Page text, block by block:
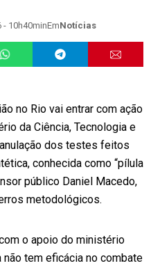
- 10h40minEmNotícias
no Rio vai entrar com ação
da Ciência, Tecnologia e
dos testes feitos
conhecida como “pílula
público Daniel Macedo,
metodológicos.
o apoio do ministério
tem eficácia no combate